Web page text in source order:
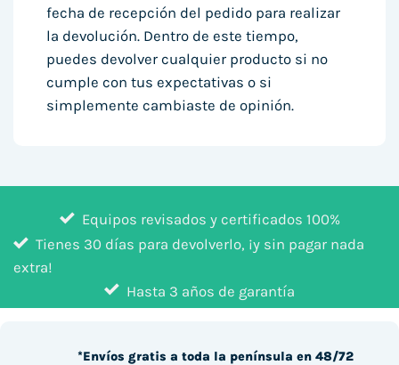
fecha de recepción del pedido para realizar
la devolución. Dentro de este tiempo,
puedes devolver cualquier producto si no
cumple con tus expectativas o si
simplemente cambiaste de opinión.
Equipos revisados y certificados 100%
Tienes 30 días para devolverlo, ¡y sin pagar nada
extra!
Hasta 3 años de garantía
*Envíos gratis a toda la península en 48/72